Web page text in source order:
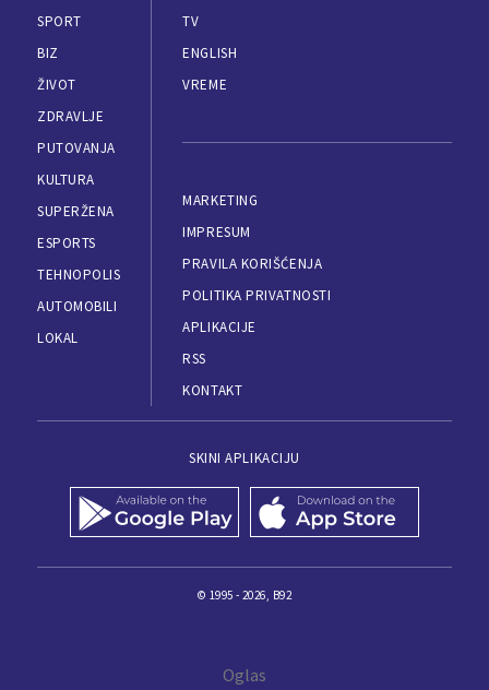
SPORT
BIZ
ŽIVOT
ZDRAVLJE
PUTOVANJA
KULTURA
SUPERŽENA
ESPORTS
TEHNOPOLIS
AUTOMOBILI
LOKAL
TV
ENGLISH
VREME
MARKETING
IMPRESUM
PRAVILA KORIŠĆENJA
POLITIKA PRIVATNOSTI
APLIKACIJE
RSS
KONTAKT
SKINI APLIKACIJU
© 1995 - 2026, B92